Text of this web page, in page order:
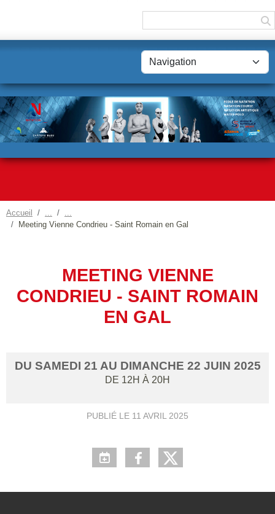
Accueil
Meeting Vienne Condrieu - Saint Romain en Gal
MEETING VIENNE
CONDRIEU - SAINT ROMAIN
EN GAL
DU SAMEDI 21 AU DIMANCHE 22 JUIN 2025
DE 12H À 20H
PUBLIÉ LE 11 AVRIL 2025